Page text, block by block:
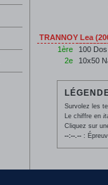
TRANNOY Lea
1ère
100
2e 10x50
Survolez les
Le chiffre en
Cliquez sur
--:--.--: